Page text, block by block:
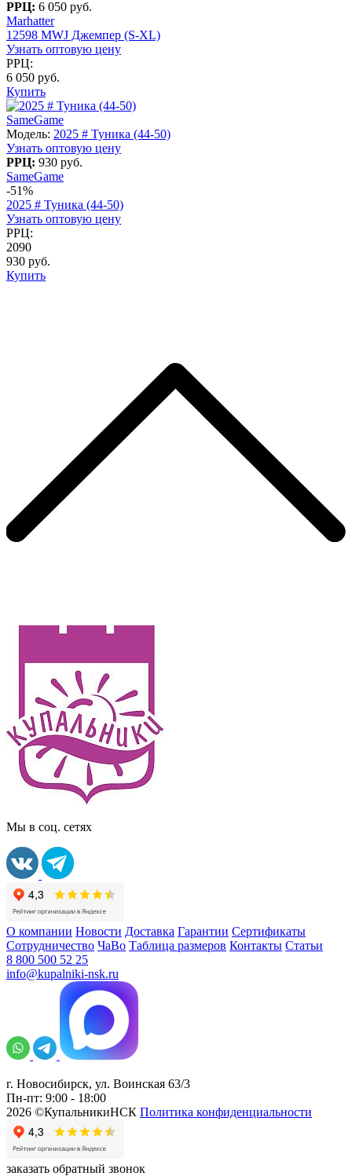
РРЦ: 6 050 руб.
Marhatter
12598 MWJ Джемпер (S-XL)
Узнать оптовую цену
РРЦ:
6 050 руб.
Купить
SameGame
Модель: 2025 # Туника (44-50)
Узнать оптовую цену
РРЦ: 930 руб.
SameGame
-51%
2025 # Туника (44-50)
Узнать оптовую цену
РРЦ:
2090
930 руб.
Купить
Мы в соц. сетях
О компании Новости Доставка Гарантии Сертификаты
Сотрудничество ЧаВо Таблица размеров Контакты Статьи
8 800 500 52 25
info@kupalniki-nsk.ru
г. Новосибирск, ул. Воинская 63/3
Пн-пт: 9:00 - 18:00
2026 ©КупальникиНСК Политика конфиденциальности
заказать обратный звонок